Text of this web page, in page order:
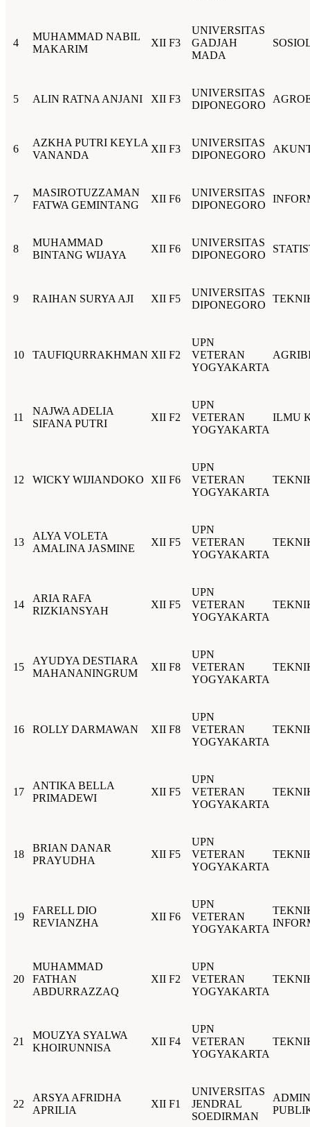
4
MUHAMMAD NABIL
MAKARIM
XII F3
UNIVERSITAS
GADJAH
MADA
5 ALIN RATNA ANJANI XII F3
UNIVERSITAS
DIPONEGORO
6
AZKHA PUTRI KEYLA
VANANDA
XII F3
UNIVERSITAS
DIPONEGORO
7
MASIROTUZZAMAN
FATWA GEMINTANG
XII F6
UNIVERSITAS
DIPONEGORO
8
MUHAMMAD
BINTANG WIJAYA
XII F6
UNIVERSITAS
DIPONEGORO
9 RAIHAN SURYA AJI XII F5
UNIVERSITAS
DIPONEGORO
10 TAUFIQURRAKHMAN XII F2
UPN
VETERAN
YOGYAKARTA
11
NAJWA ADELIA
SIFANA PUTRI
XII F2
UPN
VETERAN
YOGYAKARTA
ILMU
12 WICKY WIJIANDOKO XII F6
UPN
VETERAN
YOGYAKARTA
13
ALYA VOLETA
AMALINA JASMINE
XII F5
UPN
VETERAN
YOGYAKARTA
14
ARIA RAFA
RIZKIANSYAH
XII F5
UPN
VETERAN
YOGYAKARTA
15
AYUDYA DESTIARA
MAHANANINGRUM
XII F8
UPN
VETERAN
YOGYAKARTA
16 ROLLY DARMAWAN XII F8
UPN
VETERAN
YOGYAKARTA
17
ANTIKA BELLA
PRIMADEWI
XII F5
UPN
VETERAN
YOGYAKARTA
18
BRIAN DANAR
PRAYUDHA
XII F5
UPN
VETERAN
YOGYAKARTA
19
FARELL DIO
REVIANZHA
XII F6
UPN
VETERAN
YOGYAKARTA
20
MUHAMMAD
FATHAN
ABDURRAZZAQ
XII F2
UPN
VETERAN
YOGYAKARTA
21
MOUZYA SYALWA
KHOIRUNNISA
XII F4
UPN
VETERAN
YOGYAKARTA
22
ARSYA AFRIDHA
APRILIA
XII F1
UNIVERSITAS
JENDRAL
SOEDIRMAN